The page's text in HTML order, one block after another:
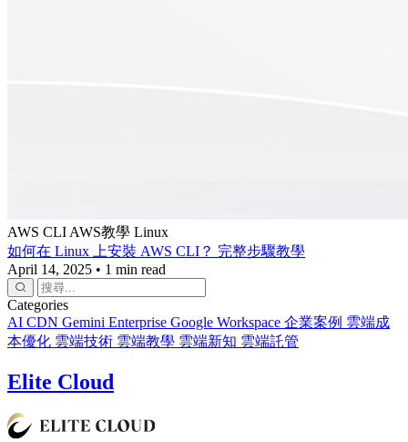
AWS CLI AWS教學 Linux
如何在 Linux 上安裝 AWS CLI？ 完整步驟教學
April 14, 2025 • 1 min read
Categories
AI CDN Gemini Enterprise Google Workspace 企業案例 雲端成
本優化 雲端技術 雲端教學 雲端新知 雲端託管
Elite Cloud